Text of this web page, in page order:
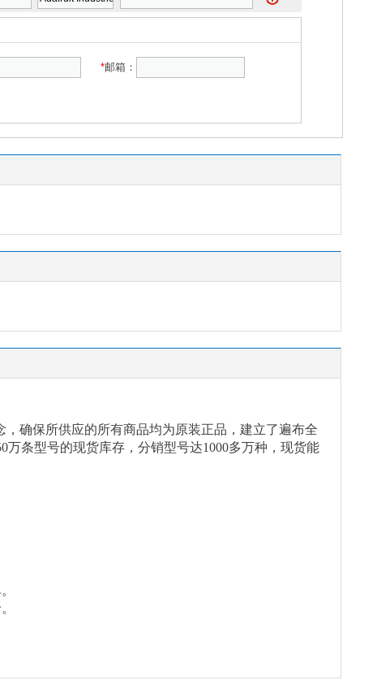
*邮箱：
确保所供应的所有商品均为原装正品，建立了遍布全
条型号的现货库存，分销型号达1000多万种，现货能